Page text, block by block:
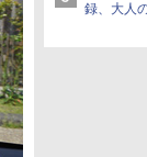
録、大人